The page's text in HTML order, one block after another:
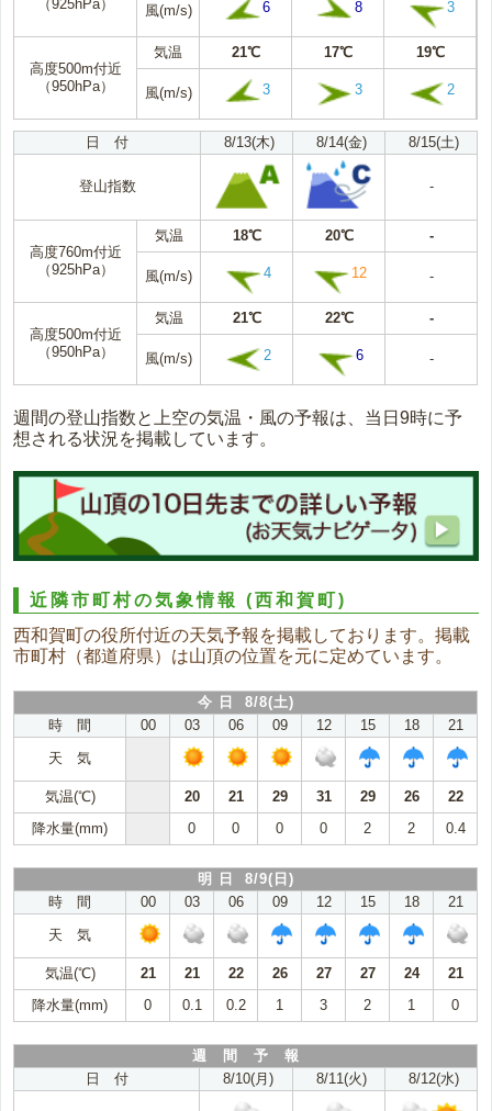
（925hPa） 風(m/s) 6 8 3
高度500m付近
（950hPa）
気温 21℃ 17℃ 19℃
風(m/s) 3 3 2
日 付 8/13(木) 8/14(金) 8/15(土)
登山指数 -
高度760m付近
（925hPa）
気温 18℃ 20℃ -
風(m/s) 4 12 -
高度500m付近
（950hPa）
気温 21℃ 22℃ -
風(m/s) 2 6 -
週間の登山指数と上空の気温・風の予報は、当日9時に予
想される状況を掲載しています。
近隣市町村の気象情報(西和賀町)
西和賀町の役所付近の天気予報を掲載しております。掲載
市町村（都道府県）は山頂の位置を元に定めています。
今 日 8/8(土)
時 間
00 03 06 09 12 15 18
21
天 気
気温(℃) 20 21 29 31 29 26
22
降水量(mm)
0 0 0 0 2 2 0.4
明 日 8/9(日)
時 間
00 03 06 09 12 15 18
21
天 気
気温(℃) 21 21 22 26 27 27 24
21
降水量(mm)
0 0.1 0.2 1 3 2 1 0
週 間 予 報
日 付
8/10(月) 8/11(火) 8/12(水)